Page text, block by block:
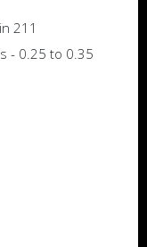
211
- 0.25 to 0.35